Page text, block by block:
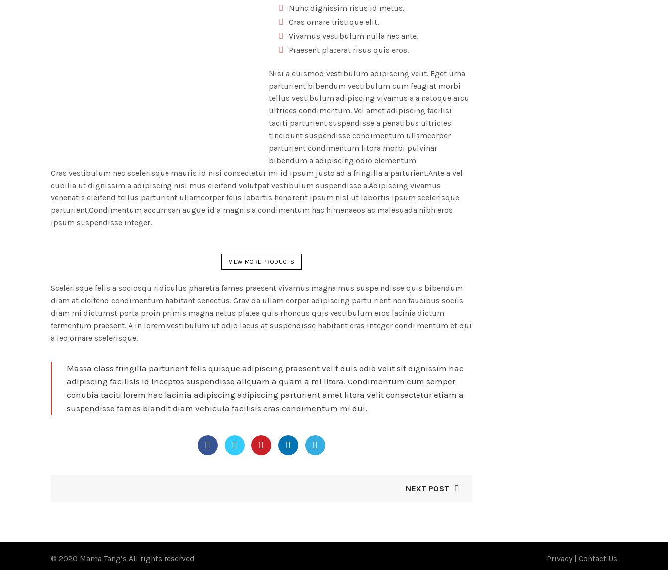
Nunc dignissim risus id metus.
Cras ornare tristique elit.
Vivamus vestibulum nulla nec ante.
Praesent placerat risus quis eros.
Nisi a euismod vestibulum adipiscing velit. Eget urna
parturient bibendum vestibulum cum feugiat morbi
tellus vestibulum adipiscing vivamus a a natoque arcu
ultrices condimentum. Vel amet adipiscing facilisi
taciti parturient suspendisse a penatibus ultricies
tincidunt suspendisse condimentum ullamcorper
parturient condimentum litora morbi pulvinar
bibendum a adipiscing odio elementum.
Cras vestibulum nec scelerisque mauris id nisi consectetur mi id ipsum justo ad a fringilla a parturient.Ante a vel
cubilia ut dignissim a adipiscing nisl mus eleifend volutpat vestibulum suspendisse a.Adipiscing vivamus
venenatis eleifend tellus parturient ullamcorper felis lobortis hendrerit ipsum nisl ut lobortis ipsum scelerisque
parturient.Condimentum accumsan augue id a magnis a condimentum hac himenaeos ac malesuada nibh eros
ipsum suspendisse integer.
VIEW MORE PRODUCTS
Scelerisque felis a sociosqu ridiculus pharetra fames praesent vivamus magna mus suspe ndisse quis bibendum
diam at eleifend condimentum habitant senectus. Gravida ullam corper adipiscing partu rient non faucibus sociis
diam mi dictumst porta proin primis magna netus platea quis rhoncus quis vestibulum eros lacinia dictum
fermentum praesent. A in lorem vestibulum ut odio lacus at suspendisse habitant cras integer condi mentum et dui
a leo ornare scelerisque.
Massa class fringilla parturient felis quisque adipiscing praesent velit duis odio velit sit dignissim hac
adipiscing facilisis id inceptos suspendisse aliquam a quam a mi litora. Condimentum cum semper
conubia taciti lorem hac lacinia adipiscing adipiscing parturient amet litora velit consectetur etiam a
suspendisse fames blandit diam vehicula facilisis cras condimentum mi dui.
NEXT POST
© 2020 Mama Tang’s All rights reserved Privacy | Contact Us